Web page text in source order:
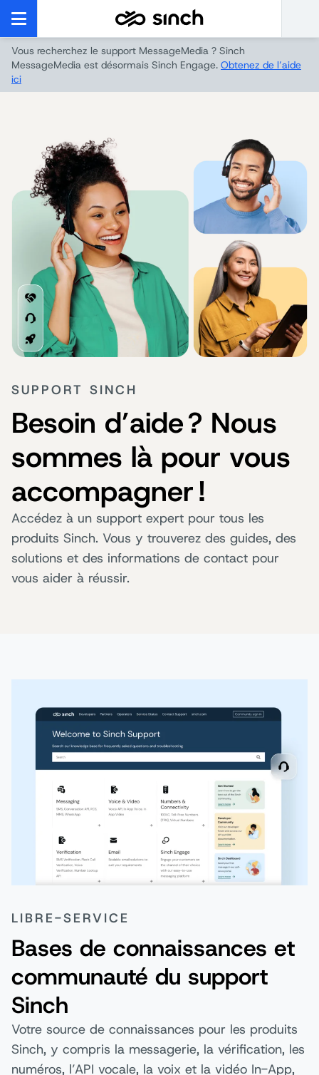
Vous recherchez le support MessageMedia ? Sinch
MessageMedia est désormais Sinch Engage. Obtenez de l’aide
ici
SUPPORT SINCH
Besoin d’aide ? Nous
sommes là pour vous
accompagner !
Accédez à un support expert pour tous les
produits Sinch. Vous y trouverez des guides, des
solutions et des informations de contact pour
vous aider à réussir.
LIBRE-SERVICE
Bases de connaissances et
communauté du support
Sinch
Votre source de connaissances pour les produits
Sinch, y compris la messagerie, la vérification, les
numéros, l’API vocale, la voix et la vidéo In-App,